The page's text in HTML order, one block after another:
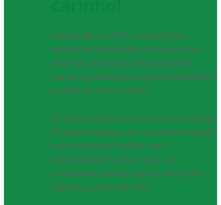
Inaugurada em 1994, a Simone Pizza
destaca-se pela tradição em servir pizzas
deliciosas, elaboradas artesanalmente
usando ingredientes de altíssima qualidade e
assadas em forno a lenha.
Na Simone Pizza você vai encontrar mais de
80 sabores de pizza, em um ambiente amplo
e absolutamente familiar, com
estacionamento próprio para sua
comodidade. Estamos abertos de quarta a
segunda, a partir das 18hs.